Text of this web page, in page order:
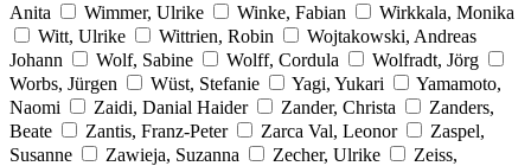
Anita
Wimmer, Ulrike Winke, Fabian
Wirkkala, Monika
Witt, Ulrike
Wittrien, Robin
Wojtakowski, Andreas
Johann
Wolf, Sabine Wolff, Cordula
Wolfradt, Jörg
Worbs, Jürgen
Wüst, Stefanie Yagi, Yukari
Yamamoto,
Naomi
Zaidi, Danial Haider Zander, Christa
Zanders,
Beate
Zantis, Franz-Peter Zarca Val, Leonor
Zaspel,
Susanne
Zawieja, Suzanna Zecher, Ulrike
Zeiss,